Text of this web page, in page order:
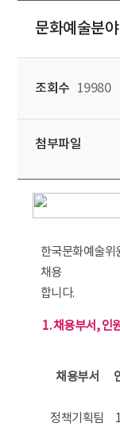
문화예술분
조회수 19980
첨부파일
한국문화예술위
채용
합니다.
1. 채용부서, 인
채용부서
정책기획팀